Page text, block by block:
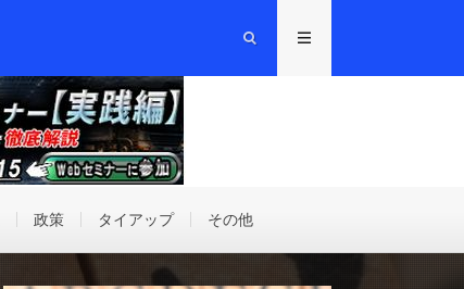
政策 タイアップ その他